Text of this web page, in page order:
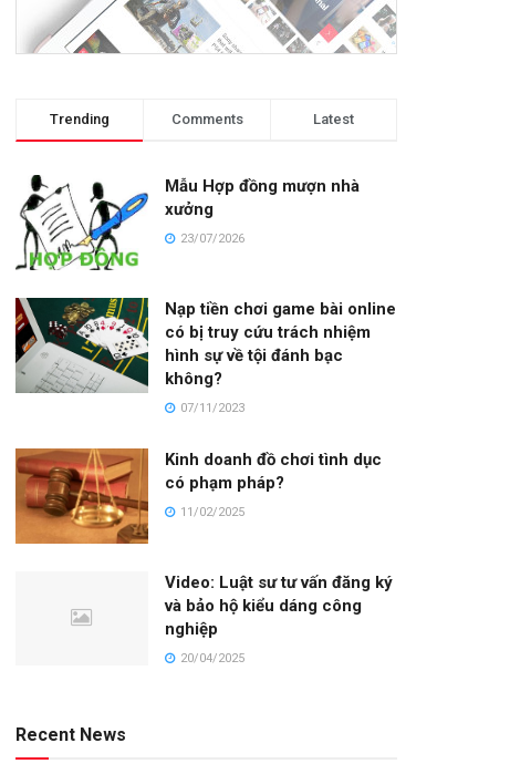
Trending Comments Latest
Mẫu Hợp đồng mượn nhà
xưởng
23/07/2026
Nạp tiền chơi game bài online
có bị truy cứu trách nhiệm
hình sự về tội đánh bạc
không?
07/11/2023
Kinh doanh đồ chơi tình dục
có phạm pháp?
11/02/2025
Video: Luật sư tư vấn đăng ký
và bảo hộ kiểu dáng công
nghiệp
20/04/2025
Recent News